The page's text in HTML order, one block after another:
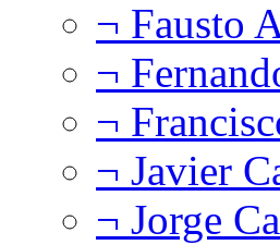
¬ Fausto
¬
¬
¬ Javier
¬ Jorge